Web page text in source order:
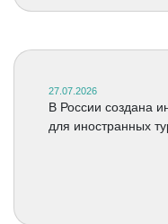
27.07.2026
В России создана
для иностранных